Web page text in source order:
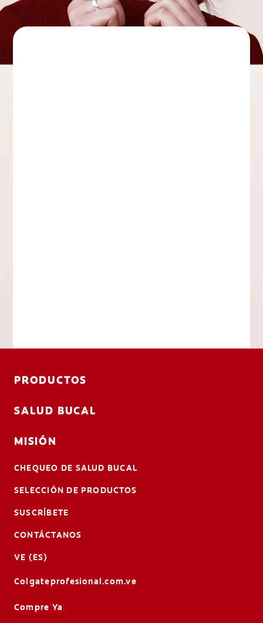
PRODUCTOS
SALUD BUCAL
MISIÓN
CHEQUEO DE SALUD BUCAL
SELECCIÓN DE PRODUCTOS
SUSCRÍBETE
CONTÁCTANOS
VE (ES)
Colgateprofesional.com.ve
Compre Ya